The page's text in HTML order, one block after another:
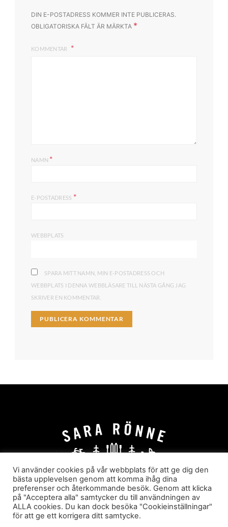
DIN E-POSTADRESS KOMMER INTE PUBLICERAS.
OBLIGATORISKA FÄLT ÄR MÄRKTA *
KOMMENTAR
NAMN *
E-POSTADRESS *
WEBBPLATS
SPARA MITT NAMN, MIN E-POSTADRESS OCH
WEBBPLATS I DENNA WEBBLÄSARE TILL NÄSTA GÅNG JAG
SKRIVER EN KOMMENTAR.
HEM OM MIG
JOBBA MED MIG
HYR I JÄRVSÖ!
KATEGORIER
Sara Rönne. En blogg om frihet, upplevelser och
Vi använder cookies på vår webbplats för att ge dig den
bästa upplevelsen genom att komma ihåg dina
preferenser och återkommande besök. Genom att klicka
på "Acceptera alla" samtycker du till användningen av
ALLA cookies. Du kan dock besöka "Cookieinställningar"
för att ge ett korrigera ditt samtycke.